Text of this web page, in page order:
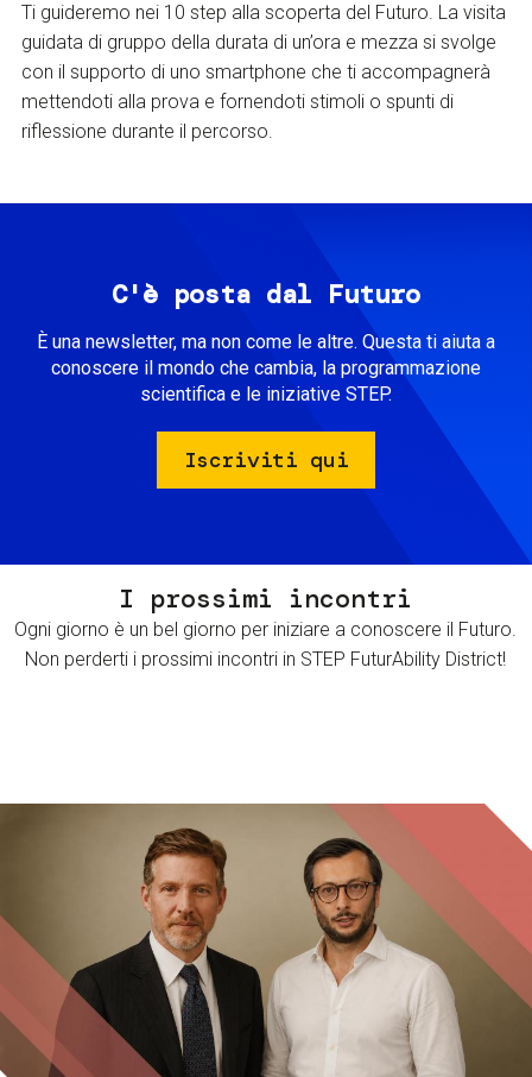
Ti guideremo nei 10 step alla scoperta del Futuro. La visita
guidata di gruppo della durata di un’ora e mezza si svolge
con il supporto di uno smartphone che ti accompagnerà
mettendoti alla prova e fornendoti stimoli o spunti di
riflessione durante il percorso.
C'è posta dal Futuro
È una newsletter, ma non come le altre. Questa ti aiuta a
conoscere il mondo che cambia, la programmazione
scientifica e le iniziative STEP.
Iscriviti qui
I prossimi incontri
Ogni giorno è un bel giorno per iniziare a conoscere il Futuro.
Non perderti i prossimi incontri in STEP FuturAbility District!